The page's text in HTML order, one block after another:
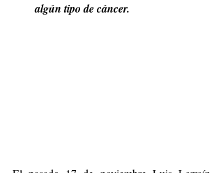
algún tipo de cáncer.